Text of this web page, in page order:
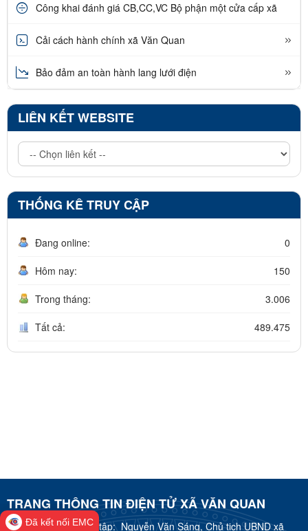
Công khai đánh giá CB,CC,VC Bộ phận một cửa cấp xã
Cải cách hành chính xã Văn Quan
Bảo đảm an toàn hành lang lưới điện
LIÊN KẾT WEBSITE
THỐNG KÊ TRUY CẬP
Đang online: 0
Hôm nay: 150
Trong tháng: 3.006
Tất cả: 489.475
TRANG THÔNG TIN ĐIỆN TỬ XÃ VĂN QUAN
Trưởng Ban biên tập:Nguyễn Văn Sáng, Chủ tịch UBND xã
Đã kết nối EMC